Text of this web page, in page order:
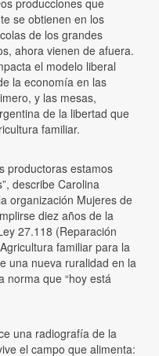
producciones que
se obtienen en los
de los grandes
ahora vienen de afuera.
el modelo liberal
la economía en las
y las mesas,
de la libertad que
familiar.
productoras estamos
describe Carolina
organización Mujeres de
diez años de la
27.118 (Reparación
familiar para la
una nueva ruralidad en la
norma que “hoy está
una radiografía de la
el campo que alimenta: